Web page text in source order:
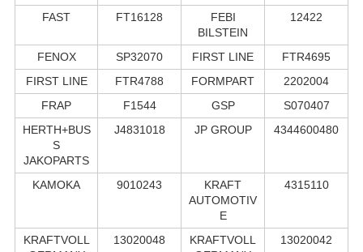
FAST
FT16128
FEBI
BILSTEIN
12422
FENOX SP32070 FIRST LINE
FTR4695
FIRST LINE
FTR4788 FORMPART
2202004
FRAP
F1544 GSP
S070407
HERTH+BUS
S
JAKOPARTS
J4831018 JP GROUP 4344600480
KAMOKA 9010243
KRAFT
AUTOMOTIV
E
4315110
KRAFTVOLL
13020048
KRAFTVOLL
13020042